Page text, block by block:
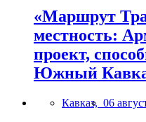
«Маршрут
местность:
проект,
Южный
Кавказ, 06